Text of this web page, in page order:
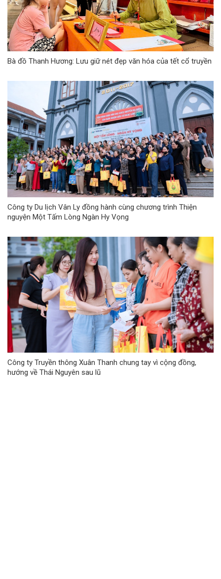
Bà đồ Thanh Hương: Lưu giữ nét đẹp văn hóa của tết cổ truyền
Công ty Du lịch Vân Ly đồng hành cùng chương trình Thiện
nguyện Một Tấm Lòng Ngàn Hy Vọng
Công ty Truyền thông Xuân Thanh chung tay vì cộng đồng,
hướng về Thái Nguyên sau lũ